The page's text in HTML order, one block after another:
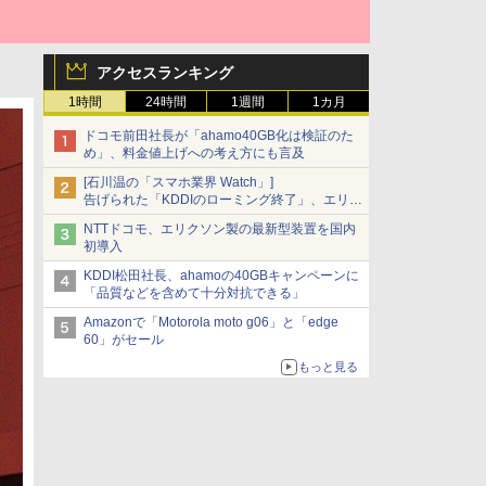
アクセスランキング
1時間 24時間 1週間 1カ月
ドコモ前田社長が「ahamo40GB化は検証のた
め」、料金値上げへの考え方にも言及
[石川温の「スマホ業界 Watch」]
告げられた「KDDIのローミング終了」、エリア
マップの落とし穴と楽天モバイルの課題
NTTドコモ、エリクソン製の最新型装置を国内
初導入
KDDI松田社長、ahamoの40GBキャンペーンに
「品質などを含めて十分対抗できる」
Amazonで「Motorola moto g06」と「edge
60」がセール
もっと見る